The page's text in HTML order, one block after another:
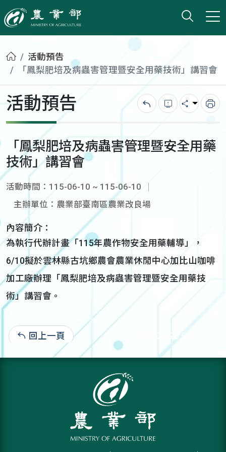
農業部
打開
小版
首頁活動預告
「鳳梨肥培及病蟲害管理暨安全用藥技術」講習會
活動預告 回上一頁錯誤回報
分享 列
「鳳梨肥培及病蟲害管理暨安全用藥
技術」講習會
活動時間：115-06-10 ~ 115-06-10
主辦單位：農業部臺南區農業改良場
內容簡介：
為執行代辦計畫「115年農作物安全用藥輔導」，
6/10擬於雲林縣古坑鄉農會農業休閒中心加比山咖啡
加工廠辦理「鳳梨肥培及病蟲害管理暨安全用藥技
術」講習會。
回上一頁 115-05-25:90